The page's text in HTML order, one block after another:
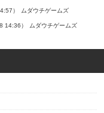
） ムダウチゲームズ
14:36） ムダウチゲームズ